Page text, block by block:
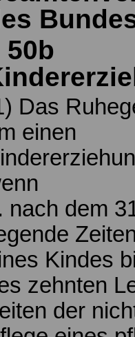
50b
Das
einen
nach dem
Kindes
zehnten
der